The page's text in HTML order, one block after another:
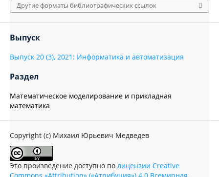
Другие форматы библиографических ссылок
Выпуск
Выпуск 20 (3), 2021: Информатика и автоматизация
Раздел
Математическое моделирование и прикладная
математика
Copyright (c) Михаил Юрьевич Медведев
Это произведение доступно по лицензии Creative